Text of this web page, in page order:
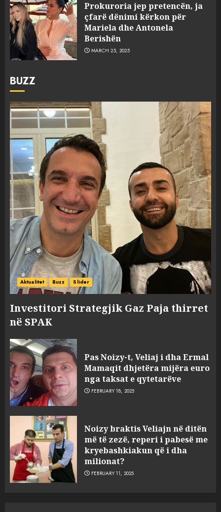
Prokuroria jep pretencën, ja
çfarë dënimi kërkon për
Mariela dhe Antonela
Berishën
MARCH 25, 2025
BUZZ
Aktualitet Buzz Slider
Investitori Strategjik Gaz Paja thirret
në SPAK
Pas Noizy-t, Veliaj i dha Ermal
Mamaqit dhjetëra mijëra euro
nga taksat e qytetarëve
FEBRUARY 18, 2025
Noizy braktis Veliajn në ditën
më të zezë, reperi i pabesë me
kryebashkiakun që i dha
milionat?
FEBRUARY 11, 2025
3
sulmuan “One Albania”,
ngjarja u fsheh. A u vodhën
serverat?
MARCH 25, 2025